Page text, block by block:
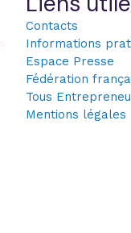
Contacts
Informations
Espace Presse
Fédération
Tous
Mentions légales